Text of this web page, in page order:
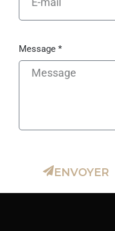
Message *
ENVOYER